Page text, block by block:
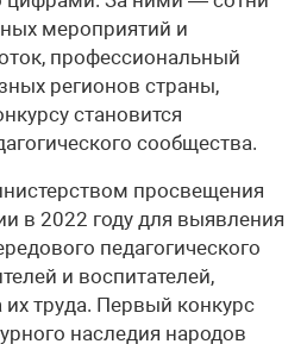
мероприятий и
профессиональный
регионов страны,
становится
сообщества.
просвещения
в 2022 году для выявления
педагогического
и воспитателей,
труда. Первый конкурс
наследия народов